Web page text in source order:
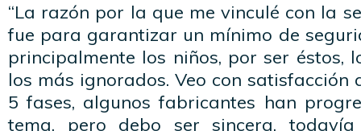
“La razón por la que me vinculé con la
fue para garantizar un mínimo de
principalmente los niños, por ser éstos,
los más ignorados. Veo con satisfacción
5 fases, algunos fabricantes han
tema, pero debo ser sincera,